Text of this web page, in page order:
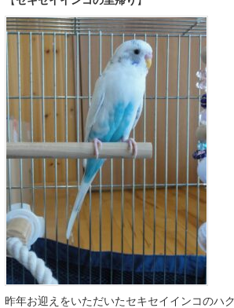
昨年お迎えをいただいたセキセイインコのハ